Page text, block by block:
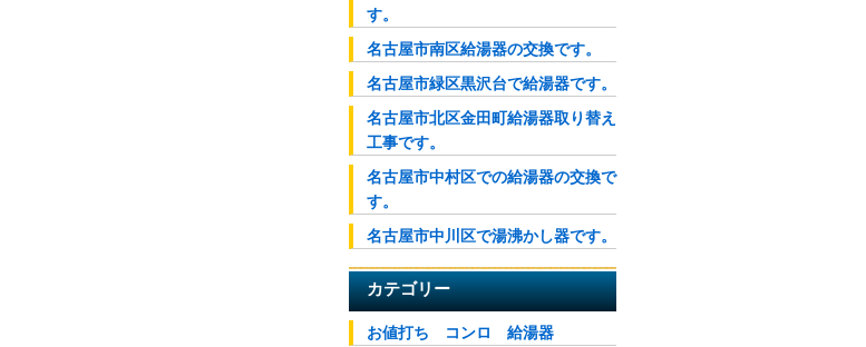
す。
名古屋市南区給湯器の交換です。
名古屋市緑区黒沢台で給湯器です。
名古屋市北区金田町給湯器取り替え
工事です。
名古屋市中村区での給湯器の交換で
す。
名古屋市中川区で湯沸かし器です。
カテゴリー
お値打ち コンロ 給湯器